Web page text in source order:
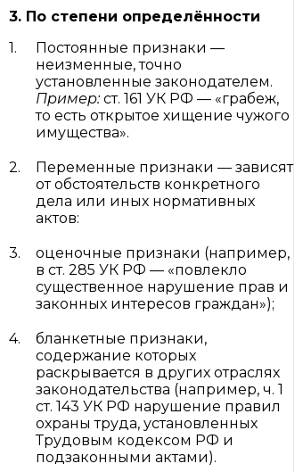
3. По степени определённости
Постоянные признаки —
неизменные, точно
установленные законодателем.
Пример:ст. 161 УК РФ — «грабеж,
то есть открытое хищение чужого
имущества».
Переменные признаки — зависят
от обстоятельств конкретного
дела или иных нормативных
актов:
оценочные признаки (например,
в ст. 285 УК РФ — «повлекло
существенное нарушение прав и
законных интересов граждан»);
бланкетные признаки,
содержание которых
раскрывается в других отраслях
законодательства (например, ч. 1
ст. 143 УК РФ нарушение правил
охраны труда, установленных
Трудовым кодексом РФ и
подзаконными актами).